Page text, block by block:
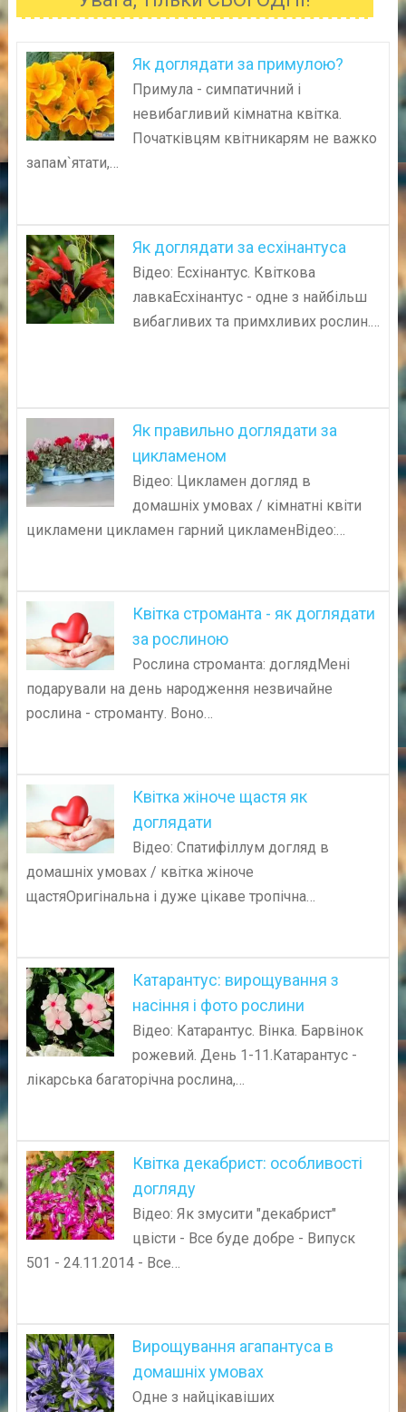
Як доглядати за примулою?
Примула - симпатичний і
невибагливий кімнатна квітка.
Початківцям квітникарям не важко
запам`ятати,…
Як доглядати за есхінантуса
Відео: Есхінантус. Квіткова
лавкаЕсхінантус - одне з найбільш
вибагливих та примхливих рослин.…
Як правильно доглядати за
цикламеном
Відео: Цикламен догляд в
домашніх умовах / кімнатні квіти
цикламени цикламен гарний цикламенВідео:…
Квітка строманта - як доглядати
за рослиною
Рослина строманта: доглядМені
подарували на день народження незвичайне
рослина - строманту. Воно…
Квітка жіноче щастя як
доглядати
Відео: Спатифіллум догляд в
домашніх умовах / квітка жіноче
щастяОригінальна і дуже цікаве тропічна…
Катарантус: вирощування з
насіння і фото рослини
Відео: Катарантус. Вінка. Барвінок
рожевий. День 1-11.Катарантус -
лікарська багаторічна рослина,…
Квітка декабрист: особливості
догляду
Відео: Як змусити "декабрист"
цвісти - Все буде добре - Випуск
501 - 24.11.2014 - Все…
Вирощування агапантуса в
домашніх умовах
Одне з найцікавіших